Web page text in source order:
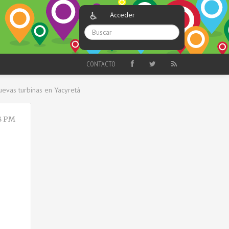
Acceder
CONTACTO
turbinas en Yacyretá
PM